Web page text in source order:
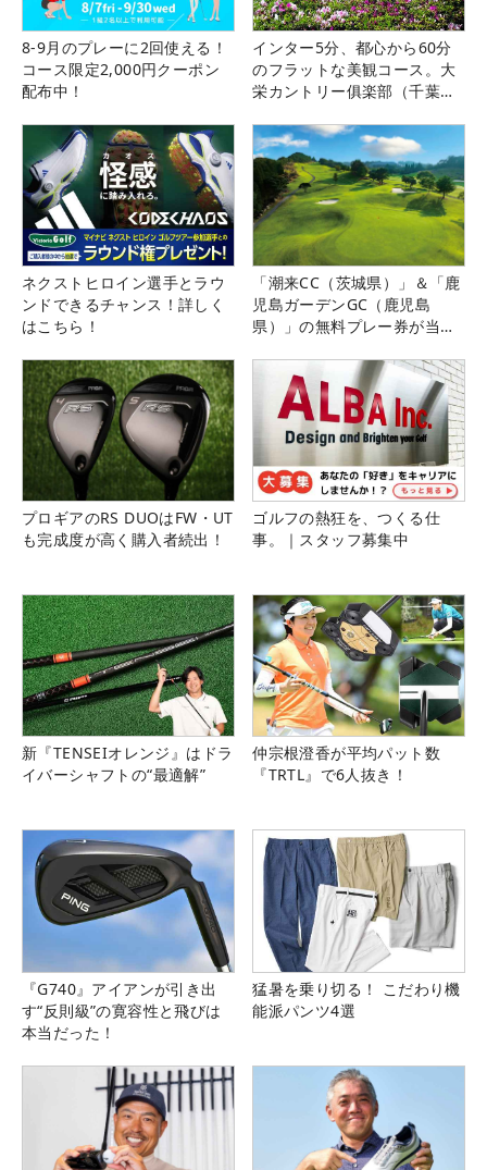
8-9月のプレーに2回使える！
コース限定2,000円クーポン
配布中！
インター5分、都心から60分
のフラットな美観コース。大
栄カントリー俱楽部（千葉
ネクストヒロイン選手とラウ
ンドできるチャンス！詳しく
はこちら！
「潮来CC（茨城県）」＆「鹿
児島ガーデンGC（鹿児島
県）」の無料プレー券が当た
プロギアのRS DUOはFW・UT
も完成度が高く購入者続出！
ゴルフの熱狂を、つくる仕
事。｜スタッフ募集中
新『TENSEIオレンジ』はドラ
イバーシャフトの“最適解”
仲宗根澄香が平均パット数
『TRTL』で6人抜き！
『G740』アイアンが引き出
す“反則級”の寛容性と飛びは
本当だった！
猛暑を乗り切る！ こだわり機
能派パンツ4選